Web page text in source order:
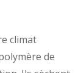
climat
de